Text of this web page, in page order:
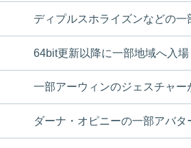
ディプルスホライズンなどの
64bit更新以降に一部地域へ入
一部アーウィンのジェスチャ
ダーナ・オピニーの一部アバ